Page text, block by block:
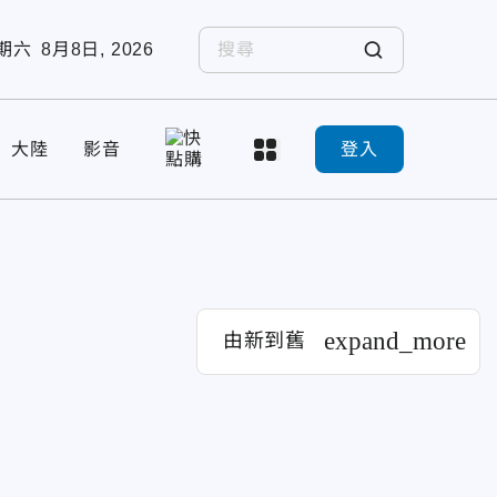
六 8月8日, 2026
大陸 影音 登入
由新到舊 expand_more